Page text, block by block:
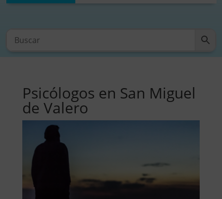
Psicólogos en San Miguel
de Valero